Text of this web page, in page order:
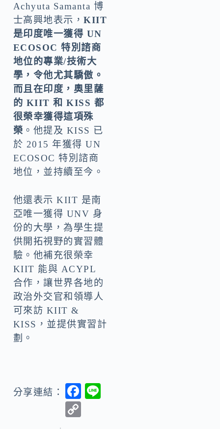
Achyuta Samanta 博
士高興地表示，KIIT
是印度唯一獲得 UN
ECOSOC 特別諮商
地位的專業/技術大
學，令他尤其驕傲。
而且在印度，奧里薩
的 KIIT 和 KISS 都
很榮幸獲得這項殊
榮 。他提及 KISS 已
於 2015 年獲得 UN
ECOSOC 特別諮商
地位，並持續至今。
他還表示 KIIT 是南
亞唯一獲得 UNV 身
份的大學，為學生提
供開拓視野的實習體
驗。他補充很榮幸
KIIT 能與 ACYPL
合作，讓世界各地的
政治外交官和領導人
可來訪 KIIT &
KISS，並提供實習計
劃。
分享連結：
F